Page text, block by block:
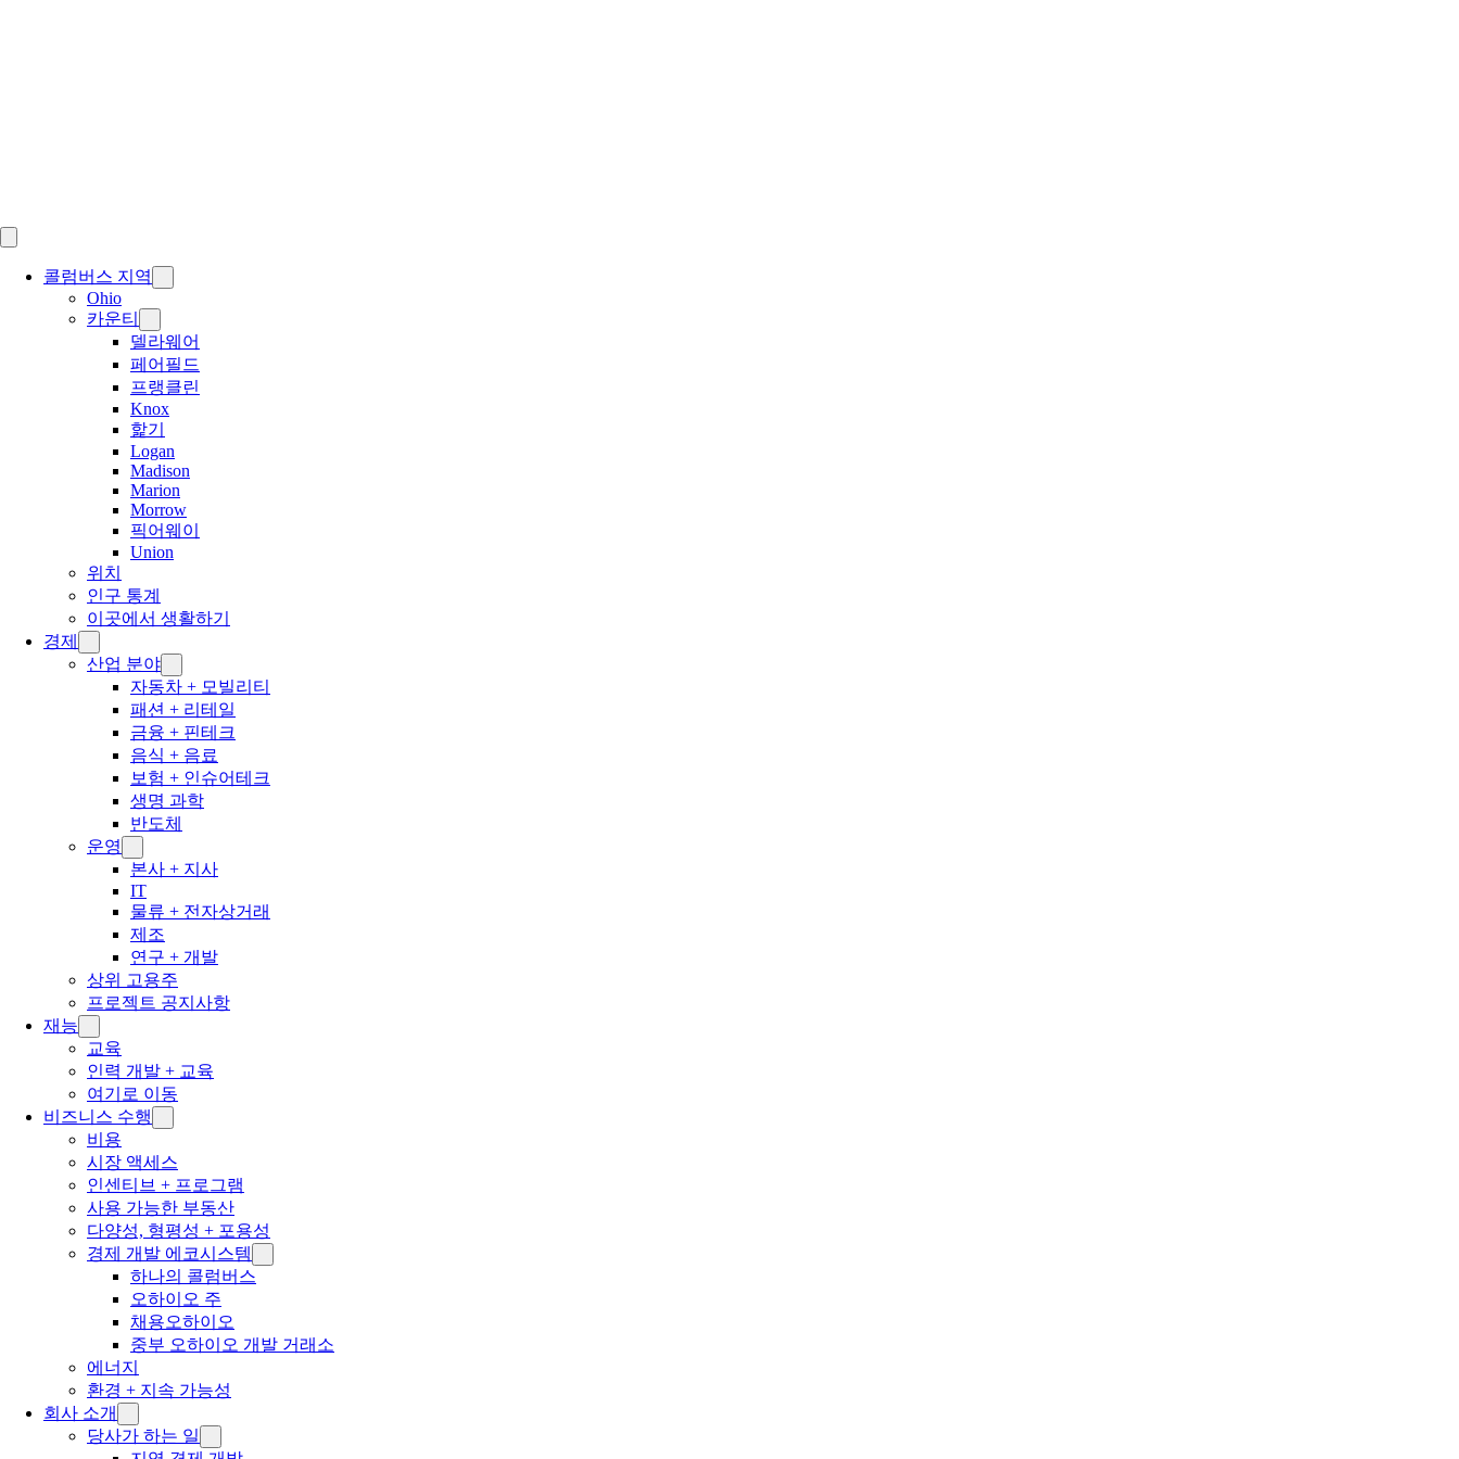
콜럼버스 지역
Ohio
카운티
델라웨어
페어필드
프랭클린
Knox
핥기
Logan
Madison
Marion
Morrow
픽어웨이
Union
위치
인구 통계
이곳에서 생활하기
경제
산업 분야
자동차 + 모빌리티
패션 + 리테일
금융 + 핀테크
음식 + 음료
보험 + 인슈어테크
생명 과학
반도체
운영
본사 + 지사
IT
물류 + 전자상거래
제조
연구 + 개발
상위 고용주
프로젝트 공지사항
재능
교육
인력 개발 + 교육
여기로 이동
비즈니스 수행
비용
시장 액세스
인센티브 + 프로그램
사용 가능한 부동산
다양성, 형평성 + 포용성
경제 개발 에코시스템
하나의 콜럼버스
오하이오 주
채용오하이오
중부 오하이오 개발 거래소
에너지
환경 + 지속 가능성
회사 소개
당사가 하는 일